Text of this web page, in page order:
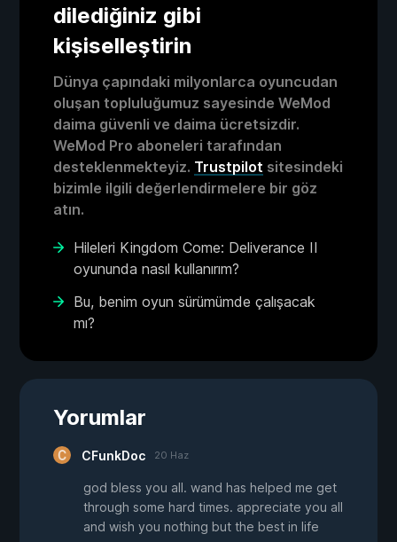
dilediğiniz gibi
kişiselleştirin
Dünya çapındaki milyonlarca oyuncudan
oluşan topluluğumuz sayesinde WeMod
daima güvenli ve daima ücretsizdir.
WeMod Pro aboneleri tarafından
desteklenmekteyiz. Trustpilot sitesindeki
bizimle ilgili değerlendirmelere bir göz
atın.
Hileleri Kingdom Come: Deliverance II
oyununda nasıl kullanırım?
Bu, benim oyun sürümümde çalışacak
mı?
Yorumlar
CFunkDoc 20 Haz
god bless you all. wand has helped me get
through some hard times. appreciate you all
and wish you nothing but the best in life